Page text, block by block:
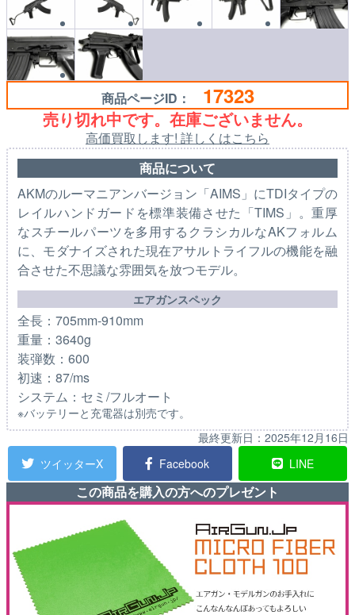
商品ページID： 17323
売り切れ中です。在庫ございません。
高価買取します! 詳しくはこちら
商品について
AKMのルーマニアンバージョン「AIMS」にTDIタイプの
レイルハンドガードを標準装備させた「TIMS」。重厚
なスチールパーツを多用するクラシカルなAKフォルム
に、モダナイズされた現在アサルトライフルの機能を融
合させた不思議な雰囲気を放つモデル。
エアガンスペック
全長：705mm-910mm
重量：3640g
装弾数：600
初速：87/ms
システム：セミ/フルオート
※バッテリーと充電器は別売です。
最終更新日： 2025年12月16日
ツイッターX
Facebook LINE
この商品を購入の方へのプレゼント